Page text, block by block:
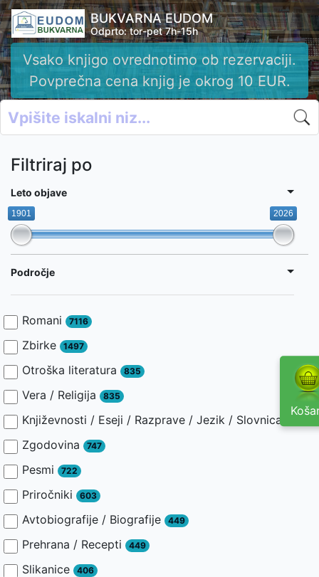
BUKVARNA EUDOM
Odprto: tor-pet 7h-15h
Vsako knjigo ovrednotimo ob rezervaciji.
Povprečna cena knjig je okrog 10 EUR.
Filtriraj po
Leto objave
1901 2026
Področje
Romani 7116
Zbirke 1497
Otroška literatura 835
Vera / Religija 835
Književnosti / Eseji / Razprave / Jezik / Slovnica /
Zgodovina
747
Pesmi 722
Priročniki 603
Avtobiografije / Biografije 449
Prehrana / Recepti 449
Slikanice 406